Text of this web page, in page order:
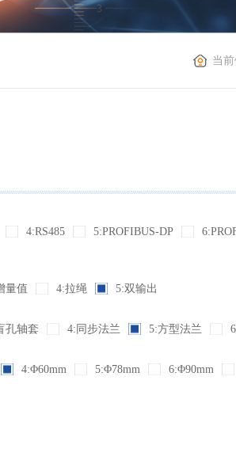
当
4:RS485 5:PROFIBUS-DP
量值 4:拉绳 5:双输出
孔轴套 4:同步法兰 5:方型法兰
4:Φ60mm 5:Φ78mm 6:Φ90mm